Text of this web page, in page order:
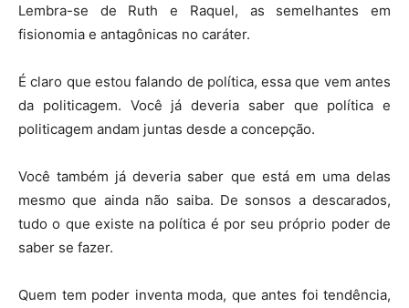
Lembra-se de Ruth e Raquel, as semelhantes em
fisionomia e antagônicas no caráter.
É claro que estou falando de política, essa que vem antes
da politicagem. Você já deveria saber que política e
politicagem andam juntas desde a concepção.
Você também já deveria saber que está em uma delas
mesmo que ainda não saiba. De sonsos a descarados,
tudo o que existe na política é por seu próprio poder de
saber se fazer.
Quem tem poder inventa moda, que antes foi tendência,